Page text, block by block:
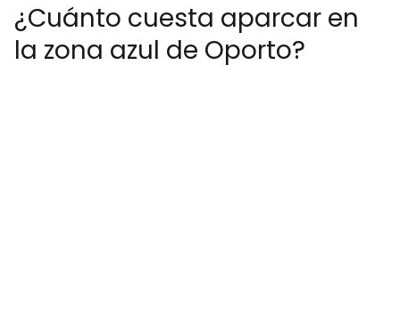
¿Cuánto cuesta aparcar en
la zona azul de Oporto?